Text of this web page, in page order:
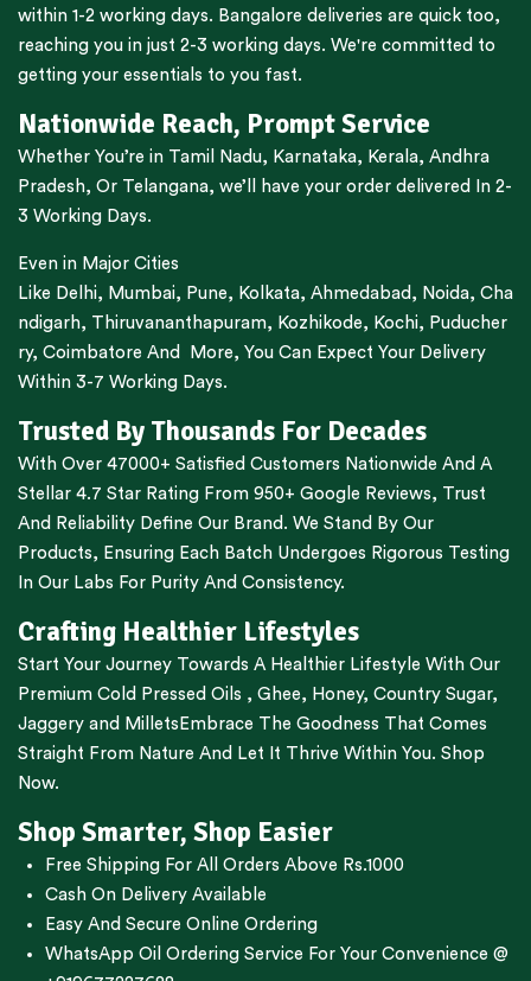
within 1-2 working days. Bangalore deliveries are quick too,
reaching you in just 2-3 working days. We're committed to
getting your essentials to you fast.
Nationwide Reach, Prompt Service
Whether You’re in Tamil Nadu, Karnataka, Kerala, Andhra
Pradesh, Or Telangana, we’ll have your order delivered In 2-
3 Working Days.
Even in Major Cities
Like Delhi, Mumbai, Pune, Kolkata, Ahmedabad , Noida, Cha
ndigarh, Thiruvananthapuram, Kozhikode, Kochi, Puducher
ry, Coimbatore And More, You Can Expect Your Delivery
Within 3-7 Working Days.
Trusted By Thousands For Decades
With Over 47000+ Satisfied Customers Nationwide And A
Stellar 4.7 Star Rating From 950+ Google Reviews, Trust
And Reliability Define Our Brand. We Stand By Our
Products, Ensuring Each Batch Undergoes Rigorous Testing
In Our Labs For Purity And Consistency.
Crafting Healthier Lifestyles
Start Your Journey Towards A Healthier Lifestyle With Our
Premium Cold Pressed Oils , Ghee, Honey, Country Sugar,
Jaggery and Millets Embrace The Goodness That Comes
Straight From Nature And Let It Thrive Within You. Shop
Now.
Shop Smarter, Shop Easier
Free Shipping For All Orders Above Rs.1000
Cash On Delivery Available
Easy And Secure Online Ordering
WhatsApp Oil Ordering Service For Your Convenience @